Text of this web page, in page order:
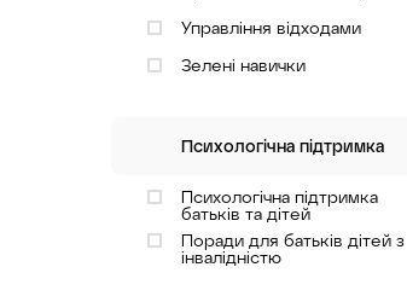
Управління відходами
Зелені навички
Психологічна підтримка
Психологічна підтримка
батьків та дітей
Поради для батьків дітей з
інвалідністю